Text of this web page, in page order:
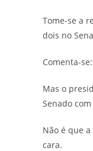
Tome-se a
dois no
Comenta-
Mas o
Senado
Não é que
cara.